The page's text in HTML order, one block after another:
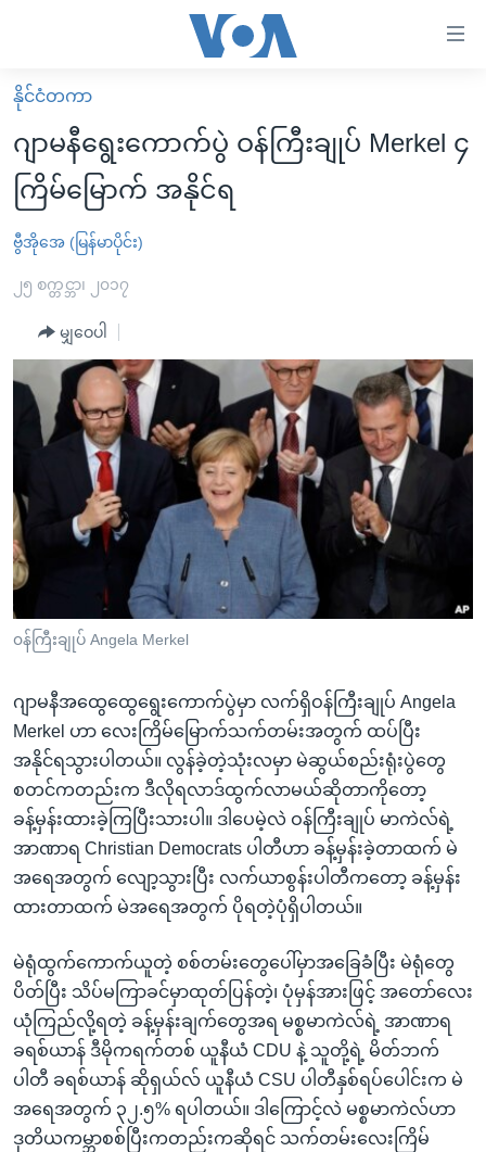
လွယ်ကူ
စေ
သည့်
Link
များ
ပင်မ
ကြည့်
အ
ညွန်း
စာမျက်နှာ
သို့
ကျော်
ကြည့်
ရှာဖွေ
ရန်
နေရာ
သို့
ကျော်
ရန်
မူလစာမျက်နှာ
မြန်မာ
ကမ္ဘာ့သတင်းများ
နိုင်ငံတကာ
အစ္စရေး-ပါလက်စတိုင်း
ဗွီဒီယို
အင်္ဂလိပ်စာလေ့လာမယ်
အမေရိကန်သုံးအီဒီယံ
မကြေးမုံရဲ့ အင်္ဂလိပ်စာ
ရုပ်ရှင်ထဲက အင်္ဂလိပ်စာ
သုတပဒေသာ အင်္ဂလိပ်စာ
အပတ်စဉ်ကဏ္ဍများ
ရေဒီယို
ရေဒီယိုနှင့်ရုပ်သံ အချက်အလက်များ
ရေဒီယို/တီဗွီအစီအစဉ်
Learning English
ဗွီအိုအေ လူမှုကွန်ယက်များ
နိုင်ငံတကာ
ဂျာမနီရွေးကောက်ပွဲ ဝန်ကြီးချုပ် Merkel ၄
ကြိမ်မြောက် အနိုင်ရ
ဗွီအိုအေ (မြန်မာပိုင်း)
၂၅ စက္တင္ဘာ၊ ၂၀၁၇
မျှဝေပါ
၀န်ကြီးချုပ် Angela Merkel
ဂျာမနီအထွေထွေရွေးကောက်ပွဲမှာ လက်ရှိဝန်ကြီးချုပ် Angela
Merkel ဟာ လေးကြိမ်မြောက်သက်တမ်းအတွက် ထပ်ပြီး
အနိုင်ရသွားပါတယ်။ လွန်ခဲ့တဲ့သုံးလမှာ မဲဆွယ်စည်းရုံးပွဲတွေ
စတင်ကတည်းက ဒီလိုရလာဒ်ထွက်လာမယ်ဆိုတာကိုတော့
ခန့်မှန်းထားခဲ့ကြပြီးသားပါ။ ဒါပေမဲ့လဲ ဝန်ကြီးချုပ် မာကဲလ်ရဲ့
အာဏာရ Christian Democrats ပါတီဟာ ခန့်မှန်းခဲ့တာထက် မဲ
အရေအတွက် လျော့သွားပြီး လက်ယာစွန်းပါတီကတော့ ခန့်မှန်း
ထားတာထက် မဲအရေအတွက် ပိုရတဲ့ပုံရှိပါတယ်။
မဲရုံထွက်ကောက်ယူတဲ့ စစ်တမ်းတွေပေါ်မှာအခြေခံပြီး မဲရုံတွေ
ပိတ်ပြီး သိပ်မကြာခင်မှာထုတ်ပြန်တဲ့၊ ပုံမှန်အားဖြင့် အတော်လေး
ယုံကြည်လို့ရတဲ့ ခန့်မှန်းချက်တွေအရ မစ္စမာကဲလ်ရဲ့ အာဏာရ
ခရစ်ယာန် ဒီမိုကရက်တစ် ယူနီယံ CDU နဲ့ သူတို့ရဲ့ မိတ်ဘက်
ပါတီ ခရစ်ယာန် ဆိုရှယ်လ် ယူနီယံ CSU ပါတီနှစ်ရပ်ပေါင်းက မဲ
အရေအတွက် ၃၂.၅% ရပါတယ်။ ဒါကြောင့်လဲ မစ္စမာကဲလ်ဟာ
ဒုတိယကမ္ဘာစစ်ပြီးကတည်းကဆိုရင် သက်တမ်းလေးကြိမ်